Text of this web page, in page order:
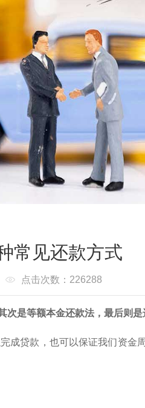
常见还款方式
点击次数：226288
是等额本金还款法，最后则是
成贷款，也可以保证我们资金